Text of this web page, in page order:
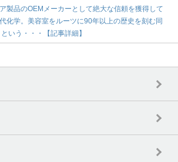
製品のOEMメーカーとして絶大な信頼を獲得して
化学。美容室をルーツに90年以上の歴史を刻む同
いう・・・【記事詳細】